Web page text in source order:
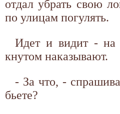
отдал убрать свою
по улицам погулять.
Идет и видит - на
кнутом наказывают.
- За что, -
бьете?